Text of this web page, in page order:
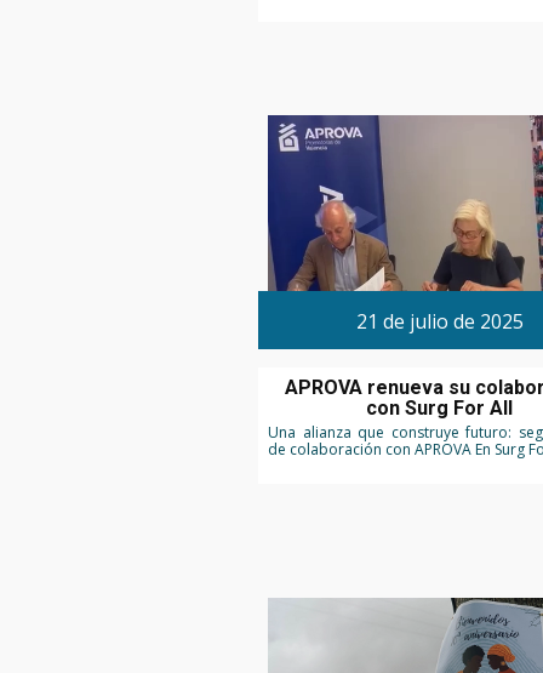
21 de julio de 2025
APROVA renueva su
con Surg For All
Una alianza que construye futuro:
de colaboración con APROVA En Surg